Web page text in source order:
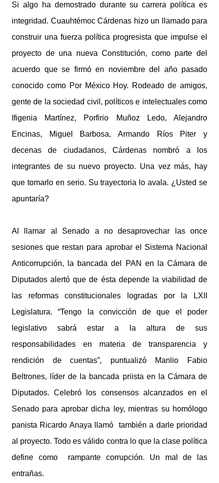
Si algo ha demostrado durante su carrera política es
integridad. Cuauhtémoc Cárdenas hizo un llamado para
construir una fuerza política progresista que impulse el
proyecto de una nueva Constitución, como parte del
acuerdo que se firmó en noviembre del año pasado
conocido como Por México Hoy. Rodeado de amigos,
gente de la sociedad civil, políticos e intelectuales como
Ifigenia Martínez, Porfirio Muñoz Ledo, Alejandro
Encinas, Miguel Barbosa, Armando Ríos Piter y
decenas de ciudadanos, Cárdenas nombró a los
integrantes de su nuevo proyecto. Una vez más, hay
que tomarlo en serio. Su trayectoria lo avala. ¿Usted se
apuntaría?
Al llamar al Senado a no desaprovechar las once
sesiones que restan para aprobar el Sistema Nacional
Anticorrupción, la bancada del PAN en la Cámara de
Diputados alertó que de ésta depende la viabilidad de
las reformas constitucionales logradas por la LXII
Legislatura. “Tengo la convicción de que el poder
legislativo sabrá estar a la altura de sus
responsabilidades en materia de transparencia y
rendición de cuentas”, puntualizó Manlio Fabio
Beltrones, líder de la bancada priista en la Cámara de
Diputados. Celebró los consensos alcanzados en el
Senado para aprobar dicha ley, mientras su homólogo
panista Ricardo Anaya llamó también a darle prioridad
al proyecto. Todo es válido contra lo que la clase política
define como rampante corrupción. Un mal de las
entrañas.